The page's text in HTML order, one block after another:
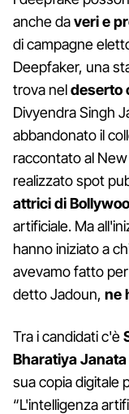
anche daveri e
di campagne
Deepfaker, una
trova neldeserto
Divyendra Singh
abbandonato il
raccontato al
realizzato spot
attrici di
artificiale. Ma
hanno iniziato a
avevamo fatto
detto Jadoun, ne
Tra i candidati c'è
Bharatiya
sua copia digitale
“L'intelligenza